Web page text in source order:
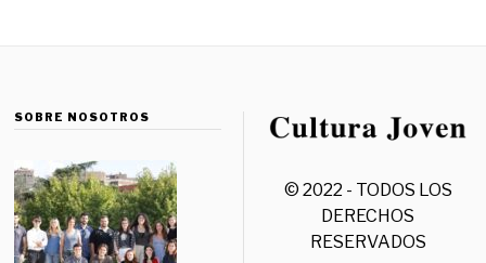
SOBRE NOSOTROS
© 2022 - TODOS LOS
DERECHOS
RESERVADOS